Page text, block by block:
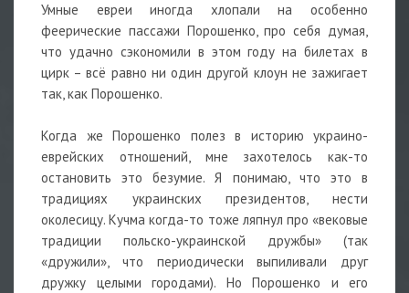
Умные евреи иногда хлопали на особенно
феерические пассажи Порошенко, про себя думая,
что удачно сэкономили в этом году на билетах в
цирк – всё равно ни один другой клоун не зажигает
так, как Порошенко.
Когда же Порошенко полез в историю украино-
еврейских отношений, мне захотелось как-то
остановить это безумие. Я понимаю, что это в
традициях украинских президентов, нести
околесицу. Кучма когда-то тоже ляпнул про «вековые
традиции польско-украинской дружбы» (так
«дружили», что периодически выпиливали друг
дружку целыми городами). Но Порошенко и его